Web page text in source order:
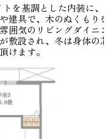
を基調とした内装に、
建具で、木のぬくもりを
囲気のリビングダイニン
敷設され、冬は身体の芯
けます。